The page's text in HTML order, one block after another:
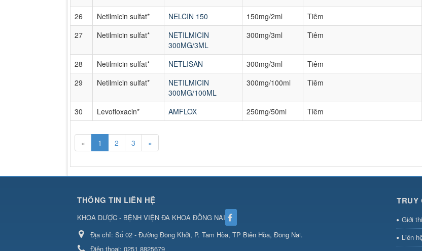
« 1 2 3 »
26
Netilmicin sulfat* NELCIN 150 150mg/2ml Tiêm
27
Netilmicin sulfat*
NETILMICIN
300MG/3ML
300mg/3ml Tiêm
28 Netilmicin sulfat* NETLISAN 300mg/3ml Tiêm
29
Netilmicin sulfat*
NETILMICIN
300MG/100ML
300mg/100ml Tiêm
30 Levofloxacin* AMFLOX 250mg/50ml Tiêm
THÔNG TIN LIÊN HỆ
KHOA DƯỢC - BỆNH VIỆN ĐA KHOA ĐỒNG NAI
Địa chỉ: Số 02 - Đường Đồng Khởi, P. Tam Hòa, TP Biên Hòa, Đồng Nai.
Điện thoại: 0251 8825679
TRUY
Giới
Liên